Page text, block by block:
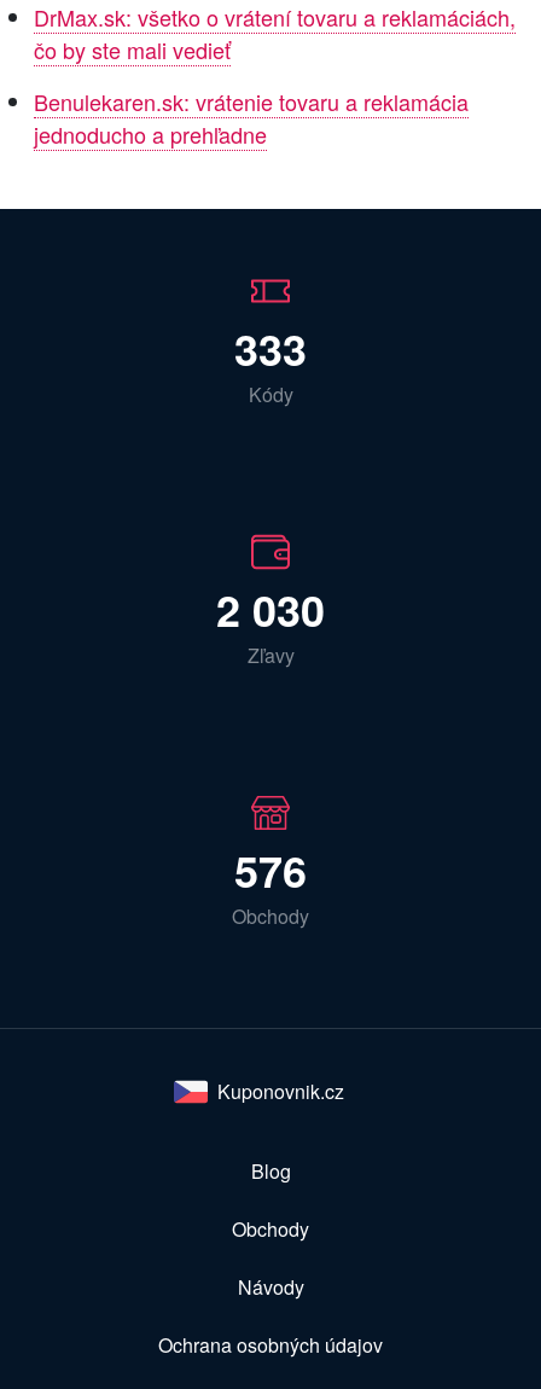
DrMax.sk: všetko o vrátení tovaru a reklamáciách,
čo by ste mali vedieť
Benulekaren.sk: vrátenie tovaru a reklamácia
jednoducho a prehľadne
333
Kódy
2 030
Zľavy
576
Obchody
Kuponovnik.cz
Blog
Obchody
Návody
Ochrana osobných údajov